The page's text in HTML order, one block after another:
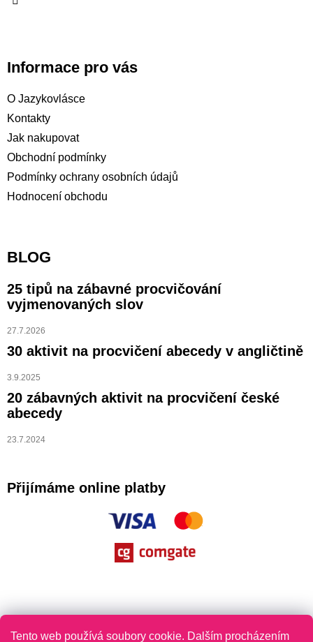
Tento web používá soubory cookie. Dalším procházením
Informace pro vás
O Jazykovlásce
Kontakty
Jak nakupovat
Obchodní podmínky
Podmínky ochrany osobních údajů
Hodnocení obchodu
BLOG
25 tipů na zábavné procvičování
vyjmenovaných slov
27.7.2026
30 aktivit na procvičení abecedy v angličtině
3.9.2025
20 zábavných aktivit na procvičení české
abecedy
23.7.2024
Přijímáme online platby